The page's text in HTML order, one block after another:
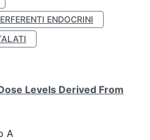
ENDOCRINI
Levels Derived From
A